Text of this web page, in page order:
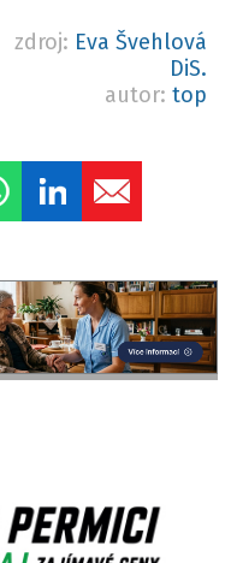
zdroj: Eva Švehlová
DiS.
autor: top